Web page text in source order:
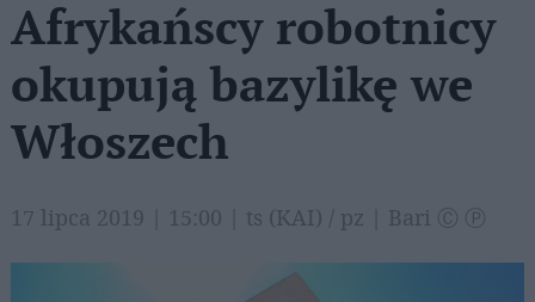
Afrykańscy robotnicy
okupują bazylikę we
Włoszech
17 lipca 2019 | 15:00 | ts (KAI) / pz | Bari Ⓒ Ⓟ